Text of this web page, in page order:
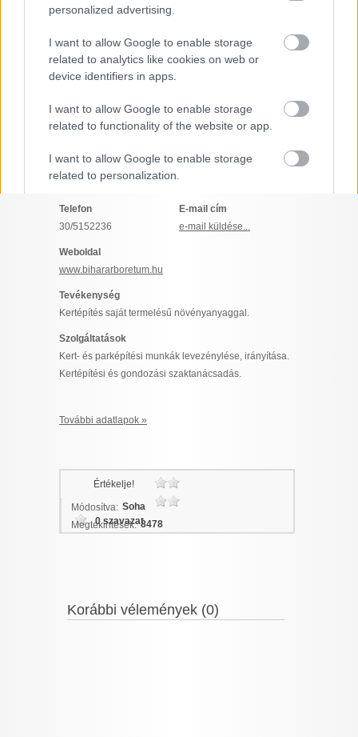
personalized advertising.
I want to allow Google to enable storage
related to analytics like cookies on web or
device identifiers in apps.
I want to allow Google to enable storage
related to functionality of the website or app.
I want to allow Google to enable storage
related to personalization.
I want to allow Google to enable storage
related to security, including authentication
user protection.
Bihar díszfaiskola és
arborétum
Elküldöm e-mailben |Kinyomtatom |Hibát jelentek
4137 Magyarhomorog, Köztársaság u.20. Hajdú-
Bihar megye
Telefon
30/5152236
E-mail cím
e-mail küldése...
Weboldal
www.bihararboretum.hu
Tevékenység
Kertépítés saját termelésű növényanyaggal.
Szolgáltatások
Kert- és parképítési munkák levezénylése, irányítása.
Kertépítési és gondozási szaktanácsadás.
További adatlapok »
Értékelje!
0 szavazat
Módosítva: Soha
Megtekintések: 8478
Korábbi vélemények (0)